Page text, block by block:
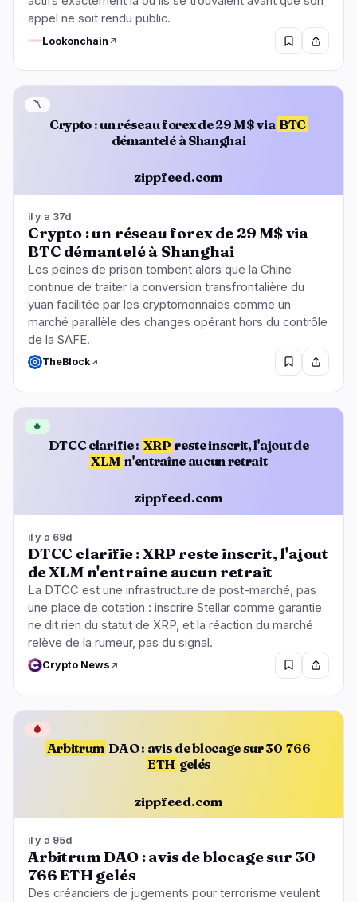
appel ne soit rendu public.
Lookonchain
Crypto : un réseau forex de 29 M$ via BTC
démantelé à Shanghai
zippfeed.com
〽️
il y a 37d
Crypto : un réseau forex de 29 M$ via
BTC démantelé à Shanghai
Les peines de prison tombent alors que la Chine
continue de traiter la conversion transfrontalière du
yuan facilitée par les cryptomonnaies comme un
marché parallèle des changes opérant hors du contrôle
de la SAFE.
TheBlock
DTCC clarifie : XRP reste inscrit, l'ajout de
XLM n'entraîne aucun retrait
zippfeed.com
🔥
il y a 69d
DTCC clarifie : XRP reste inscrit, l'ajout
de XLM n'entraîne aucun retrait
La DTCC est une infrastructure de post-marché, pas
une place de cotation : inscrire Stellar comme garantie
ne dit rien du statut de XRP, et la réaction du marché
relève de la rumeur, pas du signal.
Crypto News
Arbitrum DAO : avis de blocage sur 30 766
ETH gelés
zippfeed.com
🩸
il y a 95d
Arbitrum DAO : avis de blocage sur 30
766 ETH gelés
Des créanciers de jugements pour terrorisme veulent